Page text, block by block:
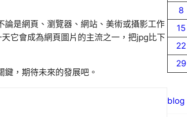
是網頁、瀏覽器、網站、美術或攝影工作
它會成為網頁圖片的主流之一，把jpg比下
，期待未來的發展吧。
8
15
22
29
blog